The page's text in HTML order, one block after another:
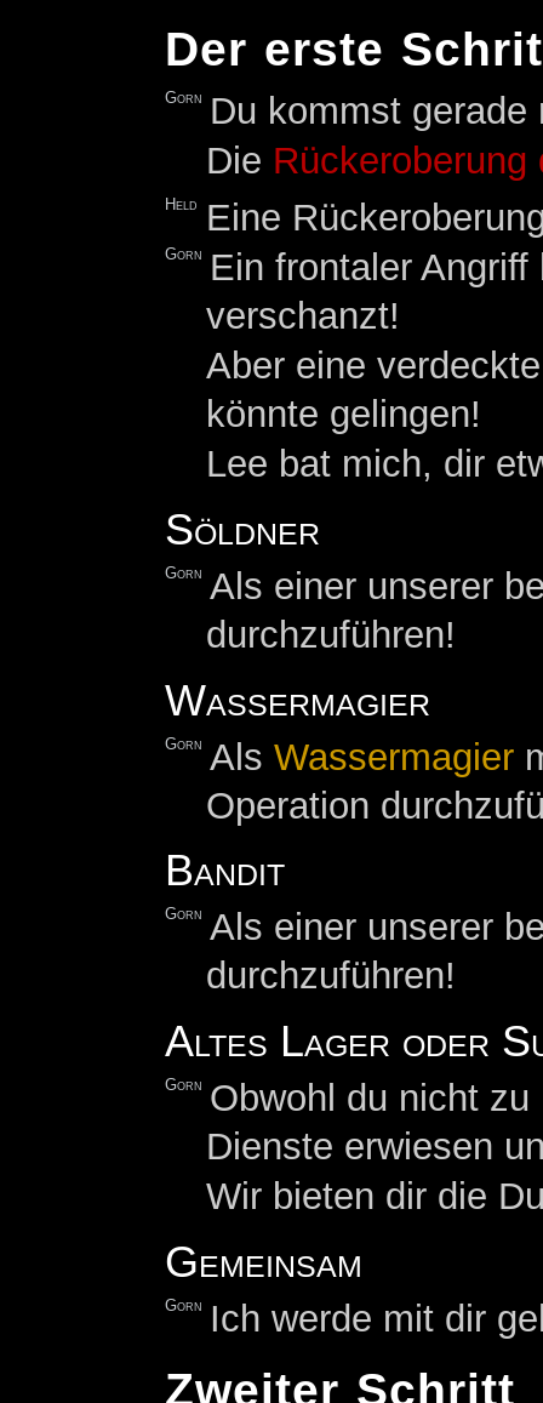
Der erste
Gorn
Du kommst
Die Rückeroberung
Held Eine
Gorn
Ein frontaler
verschanzt!
Aber eine
könnte gelingen!
Lee bat mich, dir
Söldner
Gorn Als einer unserer
durchzuführen!
Wassermagier
Gorn AlsWassermagier
Operation
Bandit
Gorn Als einer unserer
durchzuführen!
Altes Lager oder
Gorn Obwohl du nicht
Dienste erwiesen
Wir bieten dir die
Gemeinsam
Gorn Ich werde mit dir
Zweiter Schritt